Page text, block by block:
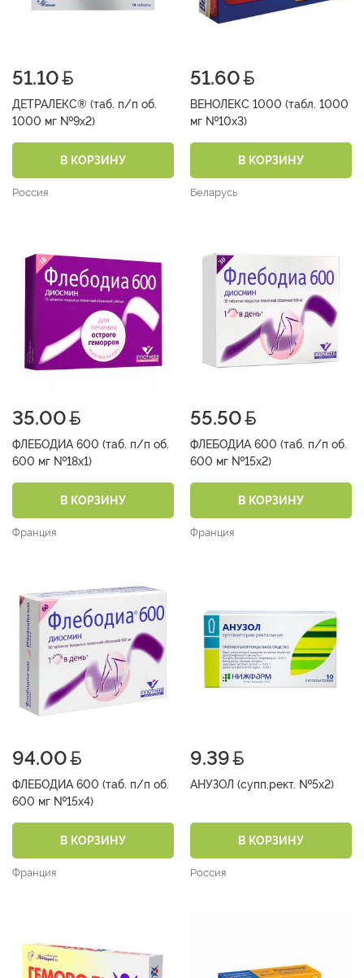
51.10
ДЕТРАЛЕКС® (таб. п/п об.
1000 мг №9х2)
В КОРЗИНУ
Россия
51.60
ВЕНОЛЕКС 1000 (табл. 1000
мг №10х3)
В КОРЗИНУ
Беларусь
35.00
ФЛЕБОДИА 600 (таб. п/п об.
600 мг №18х1)
В КОРЗИНУ
Франция
55.50
ФЛЕБОДИА 600 (таб. п/п об.
600 мг №15х2)
В КОРЗИНУ
Франция
94.00
ФЛЕБОДИА 600 (таб. п/п об.
600 мг №15х4)
В КОРЗИНУ
Франция
9.39
АНУЗОЛ (супп.рект. №5х2)
В КОРЗИНУ
Россия